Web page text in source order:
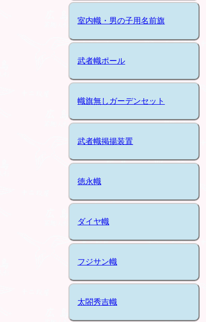
室内幟・男の子用名前旗
武者幟ポール
幟旗無しガーデンセット
武者幟掲揚装置
徳永幟
ダイヤ幟
フジサン幟
太閤秀吉幟